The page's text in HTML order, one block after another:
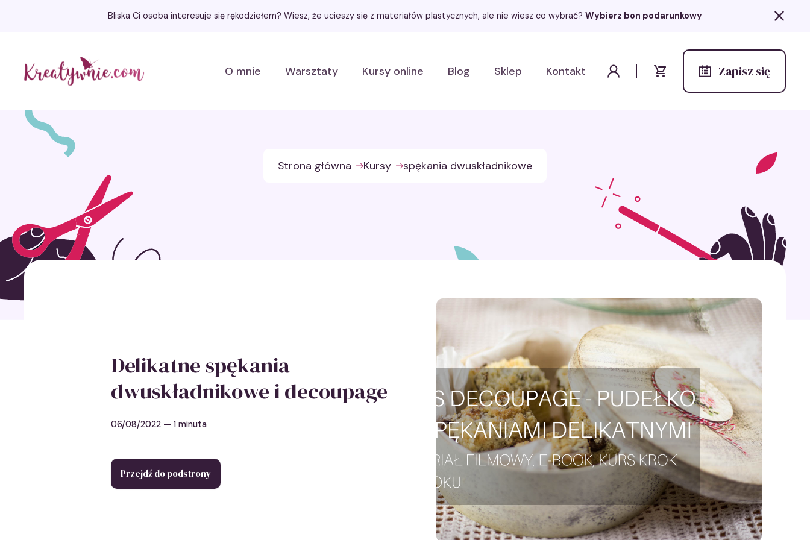
Bliska Ci osoba interesuje się rękodziełem? Wiesz, że ucieszy się z materiałów plastycznych, ale nie wiesz co wybrać? Wybierz bon podarunkowy
Kreatywnie.com O mnie Warsztaty Kursy online Blog Sklep Kontakt Moje kontoKoszyk Wydarzenia
Zapisz się
Strona główna Kursy spękania dwuskładnikowe
Delikatne spękania
dwuskładnikowe i decoupage
06/08/2022 — 1 minuta
Przejdź do podstrony